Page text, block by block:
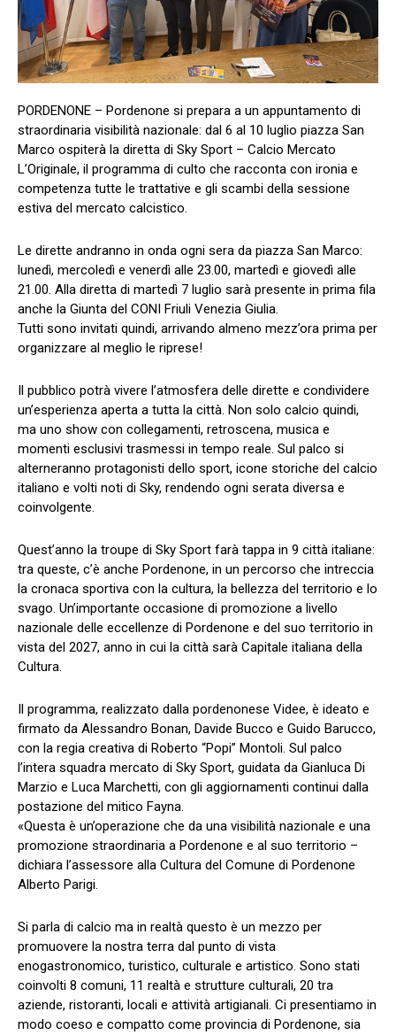
PORDENONE – Pordenone si prepara a un appuntamento di
straordinaria visibilità nazionale: dal 6 al 10 luglio piazza San
Marco ospiterà la diretta di Sky Sport – Calcio Mercato
L’Originale, il programma di culto che racconta con ironia e
competenza tutte le trattative e gli scambi della sessione
estiva del mercato calcistico.
Le dirette andranno in onda ogni sera da piazza San Marco:
lunedì, mercoledì e venerdì alle 23.00, martedì e giovedì alle
21.00. Alla diretta di martedì 7 luglio sarà presente in prima fila
anche la Giunta del CONI Friuli Venezia Giulia.
Tutti sono invitati quindi, arrivando almeno mezz’ora prima per
organizzare al meglio le riprese!
Il pubblico potrà vivere l’atmosfera delle dirette e condividere
un’esperienza aperta a tutta la città. Non solo calcio quindi,
ma uno show con collegamenti, retroscena, musica e
momenti esclusivi trasmessi in tempo reale. Sul palco si
alterneranno protagonisti dello sport, icone storiche del calcio
italiano e volti noti di Sky, rendendo ogni serata diversa e
coinvolgente.
Quest’anno la troupe di Sky Sport farà tappa in 9 città italiane:
tra queste, c’è anche Pordenone, in un percorso che intreccia
la cronaca sportiva con la cultura, la bellezza del territorio e lo
svago. Un’importante occasione di promozione a livello
nazionale delle eccellenze di Pordenone e del suo territorio in
vista del 2027, anno in cui la città sarà Capitale italiana della
Cultura.
Il programma, realizzato dalla pordenonese Videe, è ideato e
firmato da Alessandro Bonan, Davide Bucco e Guido Barucco,
con la regia creativa di Roberto “Popi” Montoli. Sul palco
l’intera squadra mercato di Sky Sport, guidata da Gianluca Di
Marzio e Luca Marchetti, con gli aggiornamenti continui dalla
postazione del mitico Fayna.
«Questa è un’operazione che da una visibilità nazionale e una
promozione straordinaria a Pordenone e al suo territorio –
dichiara l’assessore alla Cultura del Comune di Pordenone
Alberto Parigi.
Si parla di calcio ma in realtà questo è un mezzo per
promuovere la nostra terra dal punto di vista
enogastronomico, turistico, culturale e artistico. Sono stati
coinvolti 8 comuni, 11 realtà e strutture culturali, 20 tra
aziende, ristoranti, locali e attività artigianali. Ci presentiamo in
modo coeso e compatto come provincia di Pordenone, sia